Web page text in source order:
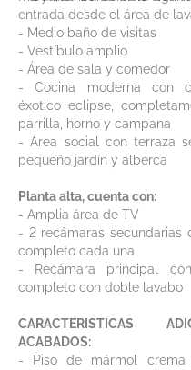
entrada desde el área de
- Medio baño de visitas
- Vestíbulo amplio
- Área de sala y comedor
- Cocina moderna con
éxotico eclipse,
parrilla, horno y campana
- Área social con terraza
pequeño jardín y alberca
Planta alta, cuenta con:
- Amplia área de TV
- 2 recámaras secundarias
completo cada una
- Recámara principal
completo con doble lavabo
CARACTERISTICAS
ACABADOS:
- Piso de mármol